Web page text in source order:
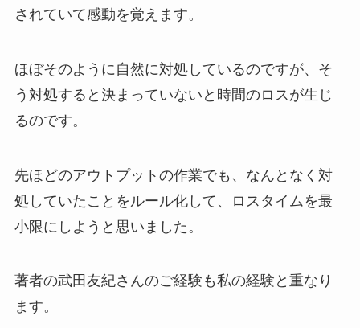
されていて感動を覚えます。
ほぼそのように自然に対処しているのですが、そ
う対処すると決まっていないと時間のロスが生じ
るのです。
先ほどのアウトプットの作業でも、なんとなく対
処していたことをルール化して、ロスタイムを最
小限にしようと思いました。
著者の武田友紀さんのご経験も私の経験と重なり
ます。